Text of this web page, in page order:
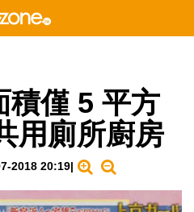
積僅 5 平方
用廁所廚房
2018 20:19|